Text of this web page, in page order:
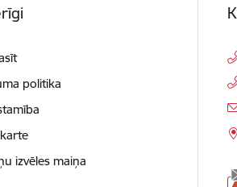
politika
izvēles maiņa